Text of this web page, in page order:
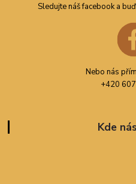
Sledujte náš facebook a
Nebo nás
+420
Kde